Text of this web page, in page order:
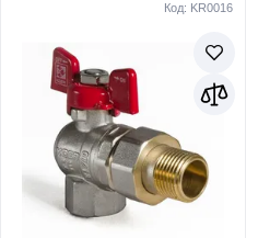
Тип изделия
Краны шаровые
Вид изделия
Кран
"Американка"
Назначение
Для воды
Код: KR0016